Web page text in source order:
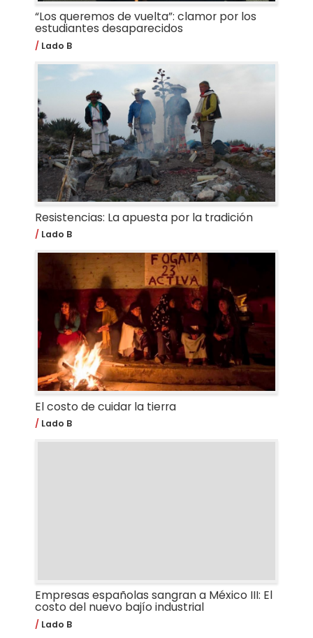
“Los queremos de vuelta”: clamor por los
estudiantes desaparecidos
Lado B
Resistencias: La apuesta por la tradición
Lado B
El costo de cuidar la tierra
Lado B
Empresas españolas sangran a México III: El
costo del nuevo bajío industrial
Lado B